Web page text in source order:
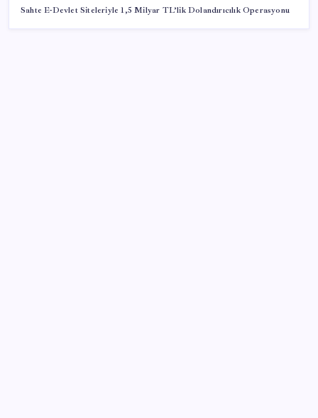
Sahte E-Devlet Siteleriyle 1,5 Milyar TL’lik Dolandırıcılık Operasyonu